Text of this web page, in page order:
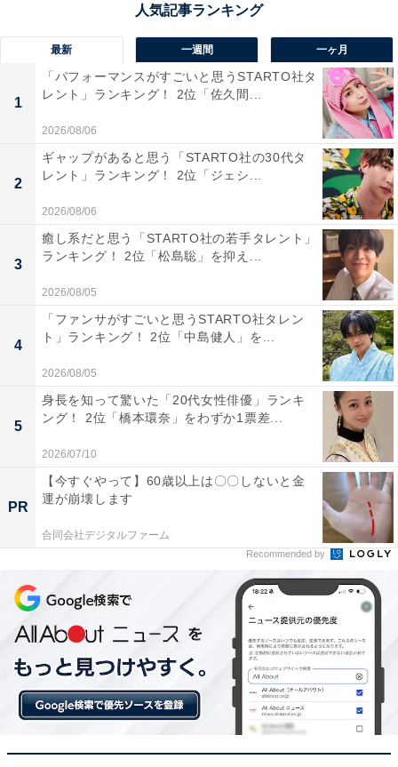
で、住み心地のいい駅として人気です。東京・秋葉原駅
まで約30分でアクセスでき、駅周辺は数多くの飲食店や
映画館も入る大規模ショッピングセンター「流山おおた
かの森S･C」など生活利便性の高い商業施設が充実。自
然を生かした街並みが幅広い年齢層からの支持を得てい
ます。
回答者からは、「エクスプレス沿線の真ん中になる駅
で、どちらに行くにも便利なのとマンションとかも多い
ので住みやすそうです」（40代女性／広島県）、「開発
中の頃に何度か仕事で行ったことがあり、駅前のモール
があって便利だし、近年開発されたところなので何をす
るにも新しく綺麗なイメージがあるから」（30代女性／
神奈川県）、「流山エリアはアクセスが便利です。つく
ばエクスプレスがあるおかげで都内までもすぐです。子
育て世代が住みやすいと言うだけあって、道が広いので
ベビーカーで移動も簡単です」（30代女性／千葉県）、
「駅の周りが家族向けに栄えてる。何でもあるからかな
り便利」（30代女性／静岡県）などのコメントが寄せら
れました。
※回答者のコメントは原文ママです
この記事の筆者：福島 ゆき プロフィール
アニメや漫画のレビュー、エンタメトピックスなどを中
心に、オールジャンルで執筆中のライター。時々、店舗
取材などのリポート記事も担当。All AboutおよびAll
About ニュースでのライター歴は5年。
12位までの全ランキング結果を見
最新 一週間 一ヶ月
1
「パフォーマンスがすごいと思うSTARTO社タ
レント」ランキング！ 2位「佐久間...
2026/08/06
2
ギャップがあると思う「STARTO社の30代タ
レント」ランキング！ 2位「ジェシ...
2026/08/06
3
癒し系だと思う「STARTO社の若手タレント」
ランキング！ 2位「松島聡」を抑え...
2026/08/05
4
「ファンサがすごいと思うSTARTO社タレン
ト」ランキング！ 2位「中島健人」を...
2026/08/05
5
身長を知って驚いた「20代女性俳優」ランキ
ング！ 2位「橋本環奈」をわずか1票差...
2026/07/10
PR
【今すぐやって】60歳以上は〇〇しないと金
運が崩壊します
合同会社デジタルファーム
Recommended by